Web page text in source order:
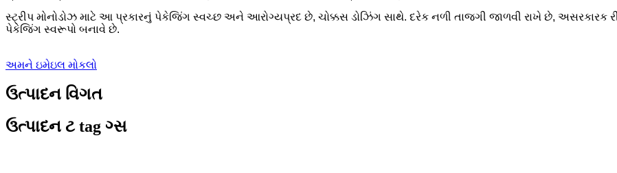
સ્ટ્રીપ મોનોડોઝ માટે આ પ્રકારનું પેકેજિંગ સ્વચ્છ અને આરોગ્યપ્રદ છે, ચોક્કસ ડોઝિંગ સાથે. દરેક નળી તાજગી જાળવી રાખે છે, અસરકારક
પેકેજિંગ સ્વરૂપો બનાવે છે.
અમને ઇમેઇલ મોકલો
ઉત્પાદન વિગત
ઉત્પાદન ટ tag ગ્સ